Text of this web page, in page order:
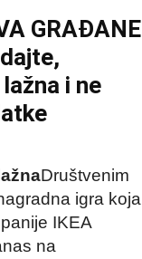
GRAĐANE
i ne
Društvenim
igra koja
IKEA
na